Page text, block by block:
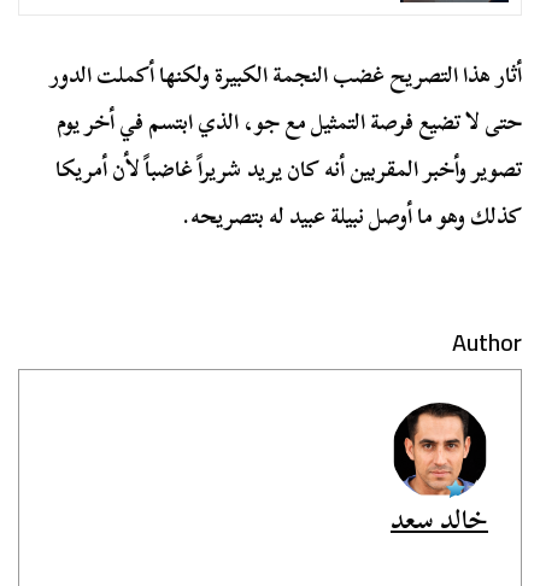
أثار هذا التصريح غضب النجمة الكبيرة ولكنها أكملت الدور
حتى لا تضيع فرصة التمثيل مع جو، الذي ابتسم في أخر يوم
تصوير وأخبر المقربين أنه كان يريد شريراً غاضباً لأن أمريكا
كذلك وهو ما أوصل نبيلة عبيد له بتصريحه.
Author
خالد سعد